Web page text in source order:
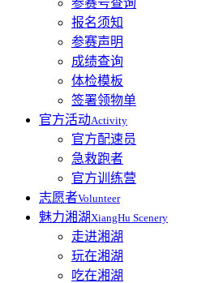
参赛号查询
报名须知
参赛声明
成绩查询
体检模板
签署领物单
官方活动Activity
官方配速员
急救跑者
官方训练营
志愿者Volunteer
魅力湘湖XiangHu Scenery
走进湘湖
玩在湘湖
吃在湘湖